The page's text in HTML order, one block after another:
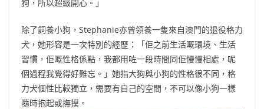
狗，所以超級開心。」
除了飼養小狗，Stephanie亦曾領養一隻來自澳門的退役格力
犬，她形容是一次特別的經歷：「佢之前生活嘅環境、生活
習慣，佢嘅性格係點，我都用咗一段時間同佢慢慢相處，呢
個過程我覺得好難忘。」她指大狗與小狗的性格很不同，格
力犬個性比較獨立，需要有自己的空間，不可以像小狗一樣
隨時抱起或撫摸。